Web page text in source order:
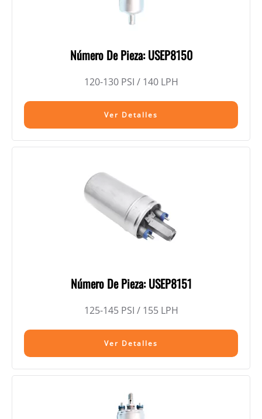
Número De Pieza: USEP8150
120-130 PSI / 140 LPH
Ver Detalles
Número De Pieza: USEP8151
125-145 PSI / 155 LPH
Ver Detalles